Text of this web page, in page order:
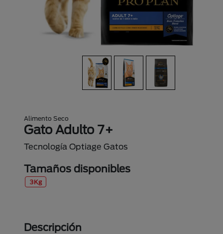
Alimento Seco
Gato Adulto 7+
Tecnología Optiage Gatos
Tamaños disponibles
3Kg
Descripción